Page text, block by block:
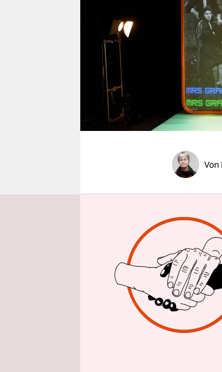
veranstaltungen
shop
fragen & hilfe
unterstützen
genossenschaft
Von
Eine
wird. Also
im
eines
und für
Später
Mutter
Ein
Schleef